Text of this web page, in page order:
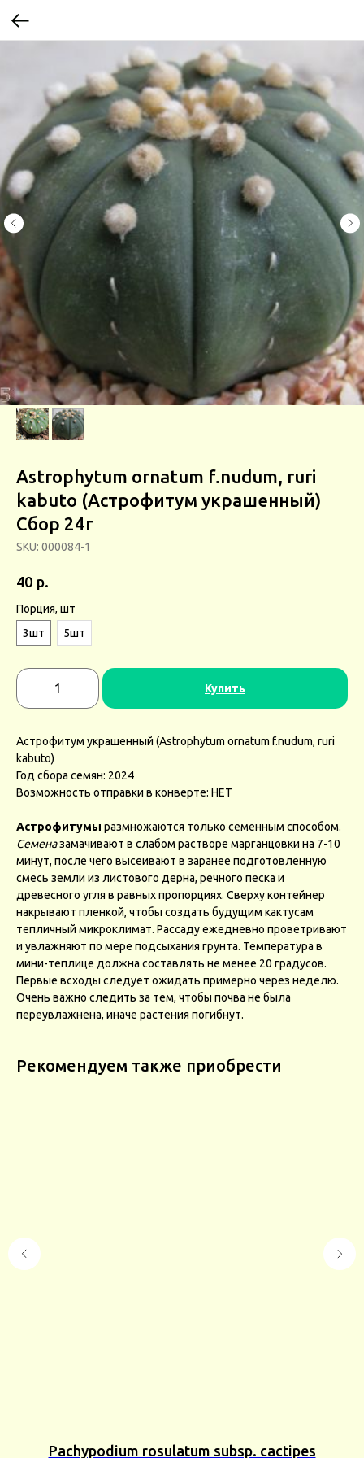
Astrophytum ornatum f.nudum, ruri
kabuto (Астрофитум украшенный)
Сбор 24г
SKU: 000084-1
40 р.
Порция, шт
3шт
5шт
Купить
Астрофитум украшенный (Astrophytum ornatum f.nudum, ruri
kabuto)
Год сбора семян: 2024
Возможность отправки в конверте: НЕТ
Астрофитумы размножаются только семенным способом.
Семеназамачивают в слабом растворе марганцовки на 7-10
минут, после чего высеивают в заранее подготовленную
смесь земли из листового дерна, речного песка и
древесного угля в равных пропорциях. Сверху контейнер
накрывают пленкой, чтобы создать будущим кактусам
тепличный микроклимат. Рассаду ежедневно проветривают
и увлажняют по мере подсыхания грунта. Температура в
мини-теплице должна составлять не менее 20 градусов.
Первые всходы следует ожидать примерно через неделю.
Очень важно следить за тем, чтобы почва не была
переувлажнена, иначе растения погибнут.
Рекомендуем также приобрести
Pachypodium rosulatum subsp. cactipes